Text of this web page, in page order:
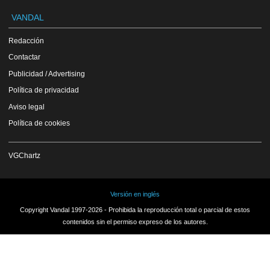
VANDAL
Redacción
Contactar
Publicidad / Advertising
Política de privacidad
Aviso legal
Política de cookies
VGChartz
Versión en inglés
Copyright Vandal 1997-2026 - Prohibida la reproducción total o parcial de estos
contenidos sin el permiso expreso de los autores.